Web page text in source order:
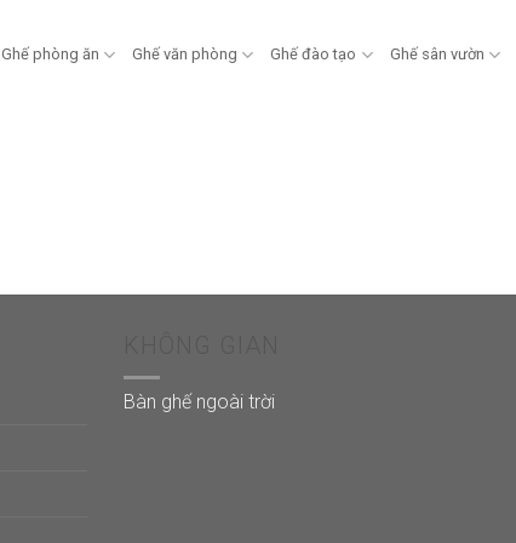
Ghế phòng ăn Ghế văn phòng Ghế đào tạo Ghế sân vườn
Bàn ghế ngoài trời